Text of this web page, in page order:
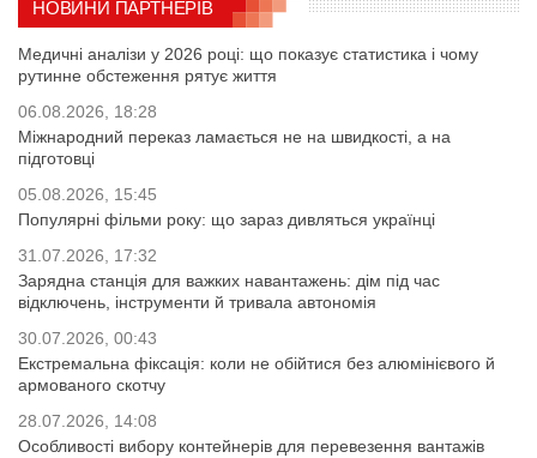
НОВИНИ ПАРТНЕРІВ
Медичні аналізи у 2026 році: що показує статистика і чому
рутинне обстеження рятує життя
06.08.2026, 18:28
Міжнародний переказ ламається не на швидкості, а на
підготовці
05.08.2026, 15:45
Популярні фільми року: що зараз дивляться українці
31.07.2026, 17:32
Зарядна станція для важких навантажень: дім під час
відключень, інструменти й тривала автономія
30.07.2026, 00:43
Екстремальна фіксація: коли не обійтися без алюмінієвого й
армованого скотчу
28.07.2026, 14:08
Особливості вибору контейнерів для перевезення вантажів